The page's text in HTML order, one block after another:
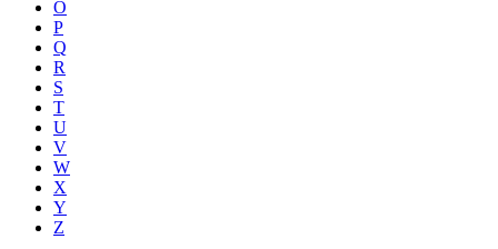
O
P
Q
R
S
T
U
V
W
X
Y
Z